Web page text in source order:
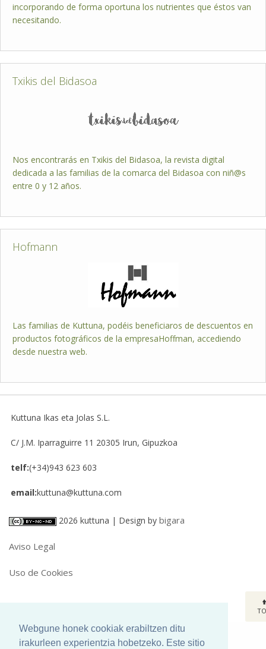
Webgune honek cookiak erabiltzen ditu
irakurleen experientzia hobetzeko. Este sitio
incorporando de forma oportuna los nutrientes que éstos van
necesitando.
Txikis del Bidasoa
Nos encontrarás en Txikis del Bidasoa, la revista digital
dedicada a las familias de la comarca del Bidasoa con niñ@s
entre 0 y 12 años.
Hofmann
Las familias de Kuttuna, podéis beneficiaros de descuentos en
productos fotográficos de la empresaHoffman, accediendo
desde nuestra web.
Kuttuna Ikas eta Jolas S.L.
C/ J.M. Iparraguirre 11 20305 Irun, Gipuzkoa
telf:(+34)943 623 603
email:kuttuna@kuttuna.com
2026 kuttuna | Design by bigara
Aviso Legal
Uso de Cookies